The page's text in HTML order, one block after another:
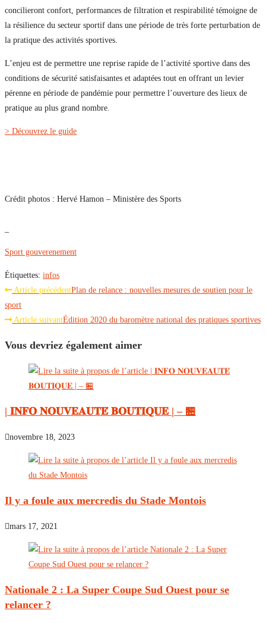
concilieront confort, performances de filtration et respirabilité témoigne de
la résilience du secteur sportif dans une période de très forte perturbation de
la pratique des activités sportives.
L’enjeu est de permettre une reprise rapide de l’activité sportive dans des
conditions de sécurité satisfaisantes et adaptées tout en offrant un levier
pérenne en période de pandémie pour permettre l’ouverture des lieux de
pratique au plus grand nombre.
> Découvrez le guide
Crédit photos : Hervé Hamon – Ministère des Sports
Sport gouverenement
Étiquettes: infos
Read
more
articles
Article précédentPlan de relance : nouvelles mesures de soutien pour le
sport
Article suivantÉdition 2020 du baromètre national des pratiques sportives
Vous devriez également aimer
| 𝐈𝐍𝐅𝐎 𝐍𝐎𝐔𝐕𝐄𝐀𝐔𝐓𝐄́ 𝐁𝐎𝐔𝐓𝐈𝐐𝐔𝐄 | – 🏪
novembre 18, 2023
Il y a foule aux mercredis du Stade Montois
mars 17, 2021
Nationale 2 : La Super Coupe Sud Ouest pour se
relancer ?